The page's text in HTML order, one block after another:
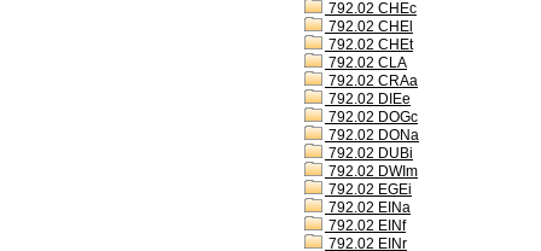
792.02 CHEc
792.02 CHEl
792.02 CHEt
792.02 CLA
792.02 CRAa
792.02 DIEe
792.02 DOGc
792.02 DONa
792.02 DUBi
792.02 DWIm
792.02 EGEi
792.02 EINa
792.02 EINf
792.02 EINr